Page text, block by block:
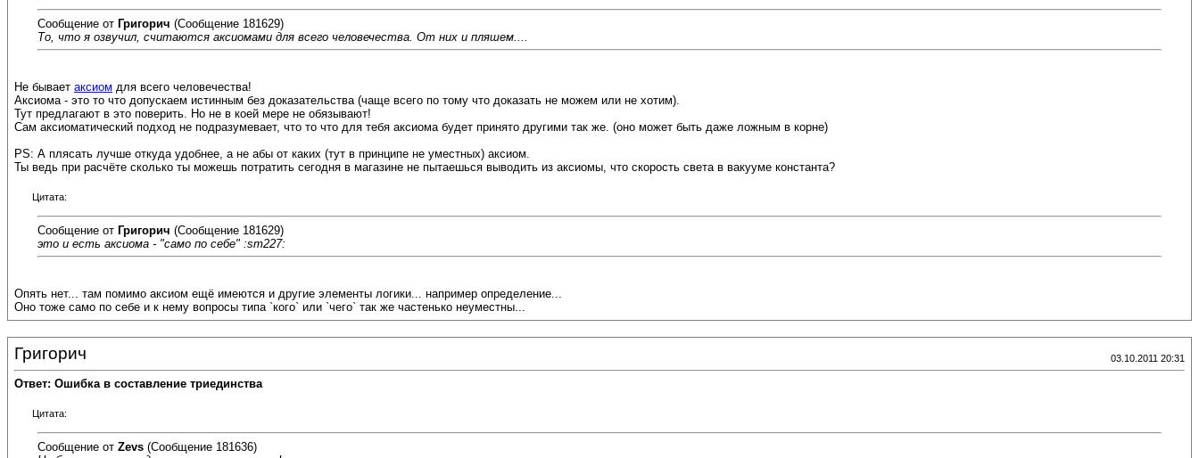
Сообщение от Григорич (Сообщение 181629)
То, что я озвучил, считаются аксиомами для всего человечества. От них и пляшем....
Не бывает аксиом для всего человечества!
Аксиома - это то что допускаем истинным без доказательства (чаще всего по тому что доказать не можем или не хотим).
Тут предлагают в это поверить. Но не в коей мере не обязывают!
Сам аксиоматический подход не подразумевает, что то что для тебя аксиома будет принято другими так же. (оно может быть даже ложным в корне)
PS: А плясать лучше откуда удобнее, а не абы от каких (тут в принципе не уместных) аксиом.
Ты ведь при расчёте сколько ты можешь потратить сегодня в магазине не пытаешься выводить из аксиомы, что скорость света в вакууме константа?
Цитата:
Сообщение от Григорич (Сообщение 181629)
это и есть аксиома - "само по себе" :sm227:
Опять нет... там помимо аксиом ещё имеются и другие элементы логики... например определение...
Оно тоже само по себе и к нему вопросы типа `кого` или `чего` так же частенько неуместны...
Григорич 03.10.2011 20:31
Ответ: Ошибка в составление триединства
Цитата:
Сообщение от Zevs (Сообщение 181636)